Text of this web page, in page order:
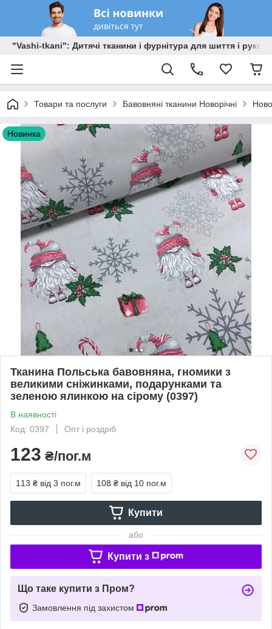
"Vashi-tkani": Дитячі тканини і фурнітура для шиття і
Товари та послуги Бавовняні тканини Новорічні
Новинка
Тканина Польська бавовняна, гномики з
великими сніжинками, подарунками та
зеленою ялинкою на сірому (0397)
В наявності
Код: 0397
Опт і роздріб
123 ₴/пог.м
113 ₴ від 3 пог.м 108 ₴ від 10 пог.м
Купити
або
Купити з
Що таке купити з Пром?
Замовлення під захистом